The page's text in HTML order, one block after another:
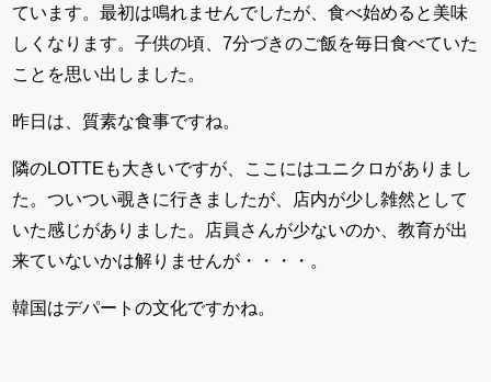
ています。最初は鳴れませんでしたが、食べ始めると美味
しくなります。子供の頃、7分づきのご飯を毎日食べていた
ことを思い出しました。
昨日は、質素な食事ですね。
隣のLOTTEも大きいですが、ここにはユニクロがありまし
た。ついつい覗きに行きましたが、店内が少し雑然として
いた感じがありました。店員さんが少ないのか、教育が出
来ていないかは解りませんが・・・・。
韓国はデパートの文化ですかね。